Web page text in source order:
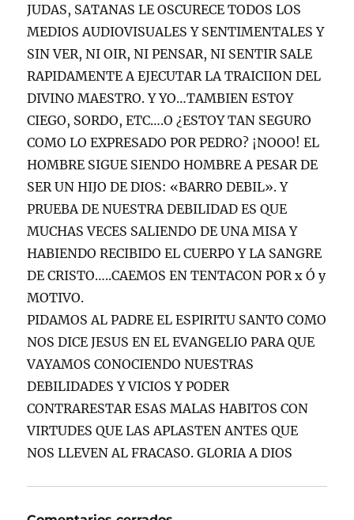
JUDAS, SATANAS LE OSCURECE TODOS LOS
MEDIOS AUDIOVISUALES Y SENTIMENTALES Y
SIN VER, NI OIR, NI PENSAR, NI SENTIR SALE
RAPIDAMENTE A EJECUTAR LA TRAICIION DEL
DIVINO MAESTRO. Y YO…TAMBIEN ESTOY
CIEGO, SORDO, ETC….O ¿ESTOY TAN SEGURO
COMO LO EXPRESADO POR PEDRO? ¡NOOO! EL
HOMBRE SIGUE SIENDO HOMBRE A PESAR DE
SER UN HIJO DE DIOS: «BARRO DEBIL». Y
PRUEBA DE NUESTRA DEBILIDAD ES QUE
MUCHAS VECES SALIENDO DE UNA MISA Y
HABIENDO RECIBIDO EL CUERPO Y LA SANGRE
DE CRISTO…..CAEMOS EN TENTACON POR x Ó y
MOTIVO.
PIDAMOS AL PADRE EL ESPIRITU SANTO COMO
NOS DICE JESUS EN EL EVANGELIO PARA QUE
VAYAMOS CONOCIENDO NUESTRAS
DEBILIDADES Y VICIOS Y PODER
CONTRARESTAR ESAS MALAS HABITOS CON
VIRTUDES QUE LAS APLASTEN ANTES QUE
NOS LLEVEN AL FRACASO. GLORIA A DIOS